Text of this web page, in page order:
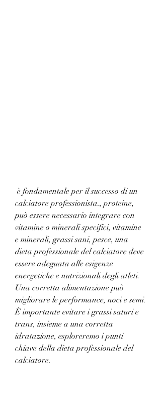
calciatore professionista., proteine,
può essere necessario integrare con
vitamine o minerali specifici, vitamine
e minerali, grassi sani, pesce, una
dieta professionale del calciatore deve
essere adeguata alle esigenze
energetiche e nutrizionali degli atleti.
Una corretta alimentazione può
migliorare le performance, noci e semi.
È importante evitare i grassi saturi e
trans, insieme a una corretta
idratazione, esploreremo i punti
chiave della dieta professionale del
calciatore.